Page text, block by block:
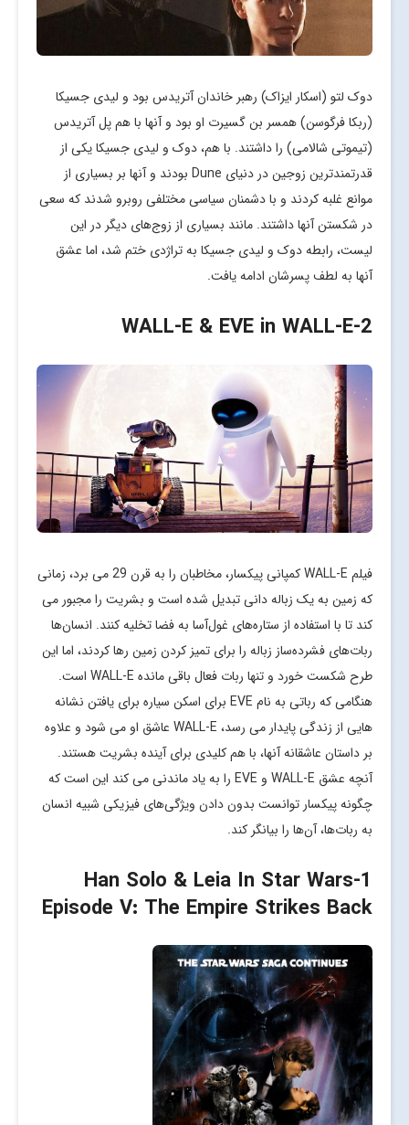
دوک لتو (اسکار ایزاک) رهبر خاندان آتریدس بود و لیدی جسیکا
(ربکا فرگوسن) همسر بن گسیرت او بود و آنها با هم پل آتریدس
(تیموتی شالامی) را داشتند. با هم، دوک و لیدی جسیکا یکی از
قدرتمندترین زوجین در دنیای Dune بودند و آنها بر بسیاری از
موانع غلبه کردند و با دشمنان سیاسی مختلفی روبرو شدند که سعی
در شکستن آنها داشتند. مانند بسیاری از زوج‌های دیگر در این
لیست، رابطه دوک و لیدی جسیکا به تراژدی ختم شد، اما عشق
آنها به لطف پسرشان ادامه یافت.
2
-WALL-E & EVE in WALL-E
فیلم WALL-E کمپانی پیکسار، مخاطبان را به قرن 29 می برد، زمانی
که زمین به یک زباله دانی تبدیل شده است و بشریت را مجبور می
کند تا با استفاده از ستاره‌های غول‌آسا به فضا تخلیه کنند. انسان‌ها
ربات‌های فشرده‌ساز زباله را برای تمیز کردن زمین رها کردند، اما این
طرح شکست خورد و تنها ربات فعال باقی مانده WALL-E است.
هنگامی که رباتی به نام EVE برای اسکن سیاره برای یافتن نشانه
هایی از زندگی پایدار می رسد، WALL-E عاشق او می شود و علاوه
بر داستان عاشقانه آنها، با هم کلیدی برای آینده بشریت هستند.
آنچه عشق WALL-E و EVE را به یاد ماندنی می کند این است که
چگونه پیکسار توانست بدون دادن ویژگی‌های فیزیکی شبیه انسان
به ربات‌ها، آن‌ها را بیانگر کند.
1
-Han Solo & Leia In Star Wars
Episode V: The Empire Strikes Back